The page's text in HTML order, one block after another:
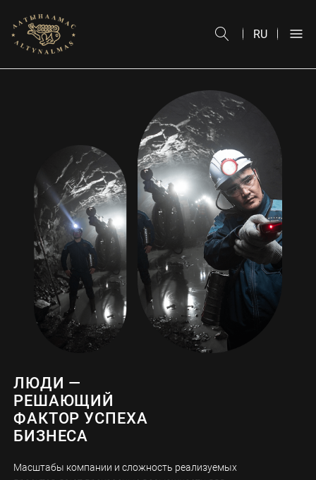
RU
УСТОЙЧИВОЕ РАЗВИТИЕ
ЗАКУПКИ
МЕДИАЦЕНТР
КОНТАКТЫ
ЛЮДИ —
РЕШАЮЩИЙ
ФАКТОР УСПЕХА
БИЗНЕСА
Масштабы компании и сложность реализуемых